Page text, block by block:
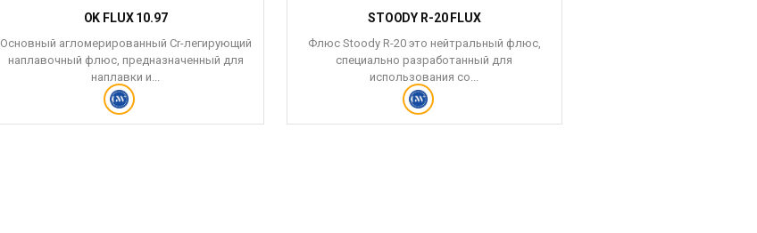
OK FLUX 10.97
Основный агломерированный Cr-легирующий
наплавочный флюс, предназначенный для
наплавки и...
STOODY R-20 FLUX
Флюс Stoody R-20 это нейтральный флюс,
специально разработанный для
использования со...